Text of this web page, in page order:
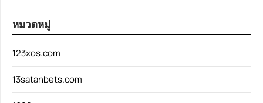
หมวดหมู่
123xos.com
13satanbets.com